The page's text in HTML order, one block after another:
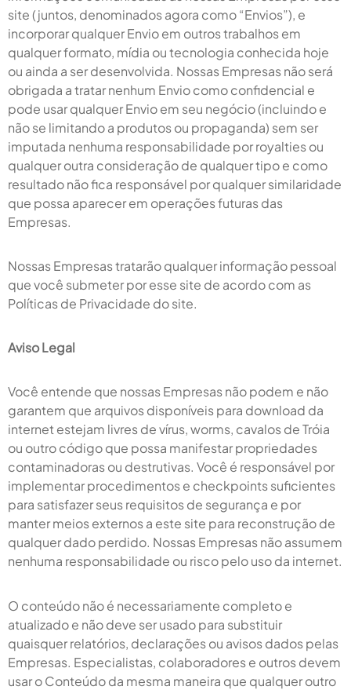
site (juntos, denominados agora como “Envios”), e
incorporar qualquer Envio em outros trabalhos em
qualquer formato, mídia ou tecnologia conhecida hoje
ou ainda a ser desenvolvida. Nossas Empresas não será
obrigada a tratar nenhum Envio como confidencial e
pode usar qualquer Envio em seu negócio (incluindo e
não se limitando a produtos ou propaganda) sem ser
imputada nenhuma responsabilidade por royalties ou
qualquer outra consideração de qualquer tipo e como
resultado não fica responsável por qualquer similaridade
que possa aparecer em operações futuras das
Empresas.
Nossas Empresas tratarão qualquer informação pessoal
que você submeter por esse site de acordo com as
Políticas de Privacidade do site.
Aviso Legal
Você entende que nossas Empresas não podem e não
garantem que arquivos disponíveis para download da
internet estejam livres de vírus, worms, cavalos de Tróia
ou outro código que possa manifestar propriedades
contaminadoras ou destrutivas. Você é responsável por
implementar procedimentos e checkpoints suficientes
para satisfazer seus requisitos de segurança e por
manter meios externos a este site para reconstrução de
qualquer dado perdido. Nossas Empresas não assumem
nenhuma responsabilidade ou risco pelo uso da internet.
O conteúdo não é necessariamente completo e
atualizado e não deve ser usado para substituir
quaisquer relatórios, declarações ou avisos dados pelas
Empresas. Especialistas, colaboradores e outros devem
usar o Conteúdo da mesma maneira que qualquer outro